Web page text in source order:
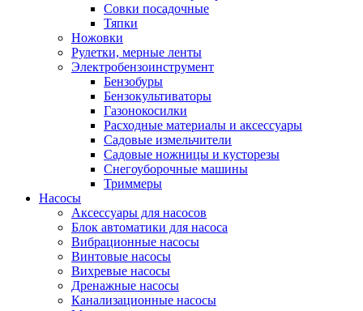
Совки посадочные
Тяпки
Ножовки
Рулетки, мерные ленты
Электробензоинструмент
Бензобуры
Бензокультиваторы
Газонокосилки
Расходные материалы и аксессуары
Садовые измельчители
Садовые ножницы и кусторезы
Снегоуборочные машины
Триммеры
Насосы
Аксессуары для насосов
Блок автоматики для насоса
Вибрационные насосы
Винтовые насосы
Вихревые насосы
Дренажные насосы
Канализационные насосы